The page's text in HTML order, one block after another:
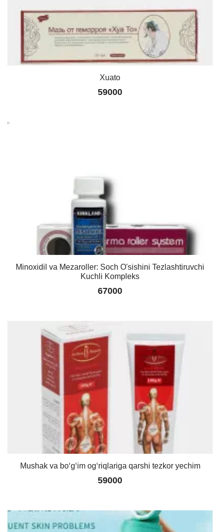
Xuato
59000
Minoxidil va Mezaroller: Soch O'sishini Tezlashtiruvchi
Kuchli Kompleks
67000
Mushak va bo‘g‘im og‘riqlariga qarshi tezkor yechim
59000